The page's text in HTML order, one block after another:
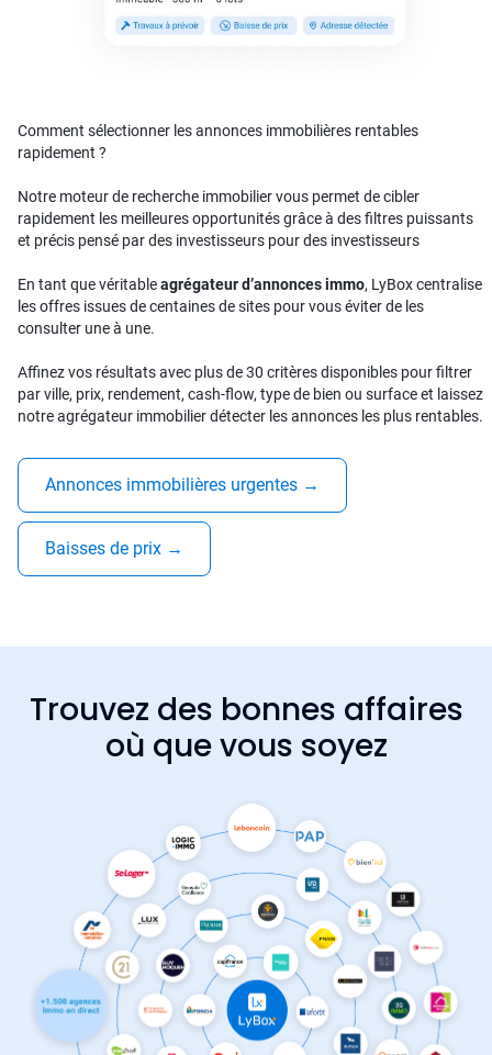
Comment sélectionner les annonces immobilières rentables
rapidement ?
Notre moteur de recherche immobilier vous permet de cibler
rapidement les meilleures opportunités grâce à des filtres puissants
et précis pensé par des investisseurs pour des investisseurs
En tant que véritableagrégateur d’annonces immo, LyBox centralise
les offres issues de centaines de sites pour vous éviter de les
consulter une à une.
Affinez vos résultats avec plus de 30 critères disponibles pour filtrer
par ville, prix, rendement, cash-flow, type de bien ou surface et laissez
notre agrégateur immobilier détecter les annonces les plus rentables.
Annonces immobilières urgentes →
Baisses de prix →
Trouvez des bonnes affaires
où que vous soyez